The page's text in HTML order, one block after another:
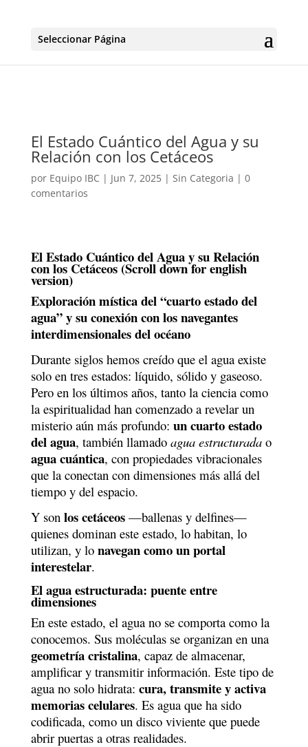
Seleccionar Página
El Estado Cuántico del Agua y su
Relación con los Cetáceos
por Equipo IBC | Jun 7, 2025| Sin Categoria | 0
comentarios
El Estado Cuántico del Agua y su Relación
con los Cetáceos (Scroll down for english
version)
Exploración mística del “cuarto estado del
agua” y su conexión con los navegantes
interdimensionales del océano
Durante siglos hemos creído que el agua existe
solo en tres estados: líquido, sólido y gaseoso.
Pero en los últimos años, tanto la ciencia como
la espiritualidad han comenzado a revelar un
misterio aún más profundo: un cuarto estado
del agua, también llamado agua estructuradao
agua cuántica, con propiedades vibracionales
que la conectan con dimensiones más allá del
tiempo y del espacio.
Y son los cetáceos—ballenas y delfines—
quienes dominan este estado, lo habitan, lo
utilizan, y lo navegan como un portal
interestelar.
El agua estructurada: puente entre
dimensiones
En este estado, el agua no se comporta como la
conocemos. Sus moléculas se organizan en una
geometría cristalina, capaz de almacenar,
amplificar y transmitir información. Este tipo de
agua no solo hidrata: cura, transmite y activa
memorias celulares. Es agua que ha sido
codificada, como un disco viviente que puede
abrir puertas a otras realidades.